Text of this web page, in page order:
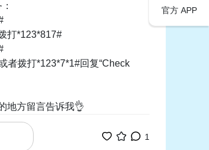
打*123*817#
者拨打*123*7*1#回复“Check
地方留言告诉我👌
1
官方 APP